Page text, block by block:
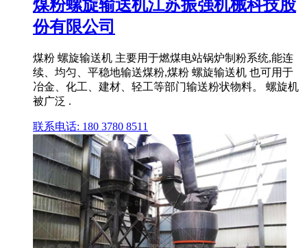
煤粉螺旋输送机江苏振强机械科技股
份有限公司
煤粉 螺旋输送机 主要用于燃煤电站锅炉制粉系统,能连
续、均匀、平稳地输送煤粉,煤粉 螺旋输送机 也可用于
冶金、化工、建材、轻工等部门输送粉状物料。 螺旋机
被广泛 .
联系电话: 180 3780 8511